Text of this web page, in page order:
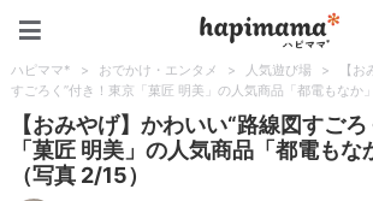
ハピママ* > おでかけ・エンタメ > 人気遊び場 >
【
すごろく”付き！東京「菓匠 明美」の人気商品「都電もなか
【おみやげ】かわいい“路線図すご
「菓匠 明美」の人気商品「都電もな
（写真 2/15）